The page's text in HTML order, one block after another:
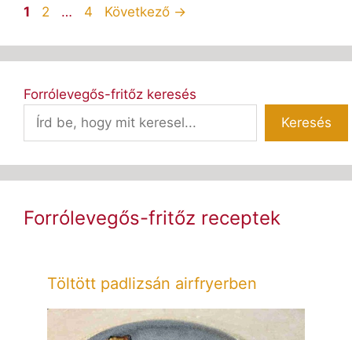
Oldal
1 Oldal
2 … Oldal
4 Következő →
Forrólevegős-fritőz keresés
Keresés
Forrólevegős-fritőz receptek
Töltött padlizsán airfryerben